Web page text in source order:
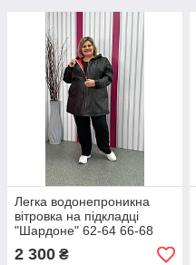
Легка водонепроникна
вітровка на підкладці
"Шардоне" 62-64 66-68
70-72 74-76
2 300 ₴